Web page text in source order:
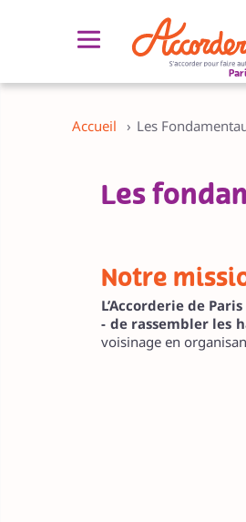
Découvrir
Découvrir le concept de
Notre organisation
Accueil › Les
Les
Notre
L’Accorderie de
- de rassembler les
voisinage en